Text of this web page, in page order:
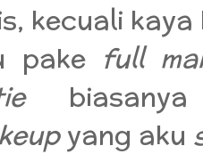
kecuali
pake full
yang aku